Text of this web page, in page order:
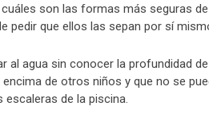
son las formas más seguras
pedir que ellos las sepan por sí
al agua sin conocer la profundidad
de otros niños y que no se
de la piscina.